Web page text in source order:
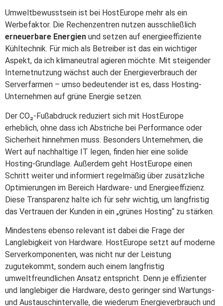
Umweltbewusstsein ist bei HostEurope mehr als ein
Werbefaktor. Die Rechenzentren nutzen ausschließlich
erneuerbare Energien und setzen auf energieeffiziente
Kühltechnik. Für mich als Betreiber ist das ein wichtiger
Aspekt, da ich klimaneutral agieren möchte. Mit steigender
Internetnutzung wächst auch der Energieverbrauch der
Serverfarmen – umso bedeutender ist es, dass Hosting-
Unternehmen auf grüne Energie setzen.
Der CO₂-Fußabdruck reduziert sich mit HostEurope
erheblich, ohne dass ich Abstriche bei Performance oder
Sicherheit hinnehmen muss. Besonders Unternehmen, die
Wert auf nachhaltige IT legen, finden hier eine solide
Hosting-Grundlage. Außerdem geht HostEurope einen
Schritt weiter und informiert regelmäßig über zusätzliche
Optimierungen im Bereich Hardware- und Energieeffizienz.
Diese Transparenz halte ich für sehr wichtig, um langfristig
das Vertrauen der Kunden in ein „grünes Hosting“ zu stärken.
Mindestens ebenso relevant ist dabei die Frage der
Langlebigkeit von Hardware. HostEurope setzt auf moderne
Serverkomponenten, was nicht nur der Leistung
zugutekommt, sondern auch einem langfristig
umweltfreundlichen Ansatz entspricht. Denn je effizienter
und langlebiger die Hardware, desto geringer sind Wartungs-
und Austauschintervalle, die wiederum Energieverbrauch und